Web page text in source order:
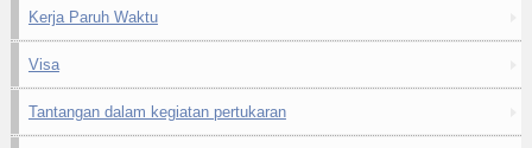
Kerja Paruh Waktu
Visa
Tantangan dalam kegiatan pertukaran